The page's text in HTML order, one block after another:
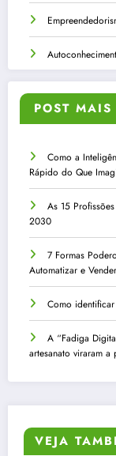
POST MAIS
Como a
Rápido do Que
As 15
2030
7 Formas
Automatizar e
Como
A “Fadiga
artesanato viraram
VEJA